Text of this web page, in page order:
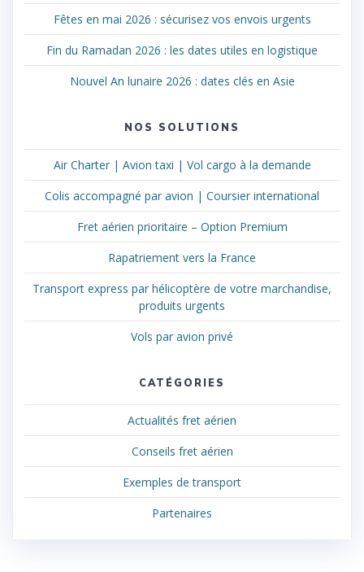
Fêtes en mai 2026 : sécurisez vos envois urgents
Fin du Ramadan 2026 : les dates utiles en logistique
Nouvel An lunaire 2026 : dates clés en Asie
NOS SOLUTIONS
Air Charter | Avion taxi | Vol cargo à la demande
Colis accompagné par avion | Coursier international
Fret aérien prioritaire – Option Premium
Rapatriement vers la France
Transport express par hélicoptère de votre marchandise,
produits urgents
Vols par avion privé
CATÉGORIES
Actualités fret aérien
Conseils fret aérien
Exemples de transport
Partenaires